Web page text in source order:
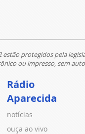
estão protegidos pela
ou impresso, sem
Rádio
Aparecida
notícias
ouça ao vivo